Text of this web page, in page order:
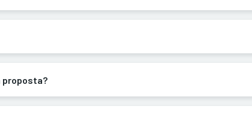
proposta?